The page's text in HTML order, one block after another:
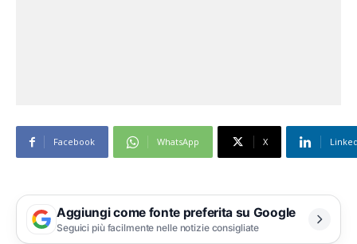
Facebook WhatsApp X
Aggiungi come fonte preferita su Google
Seguici più facilmente nelle notizie consigliate